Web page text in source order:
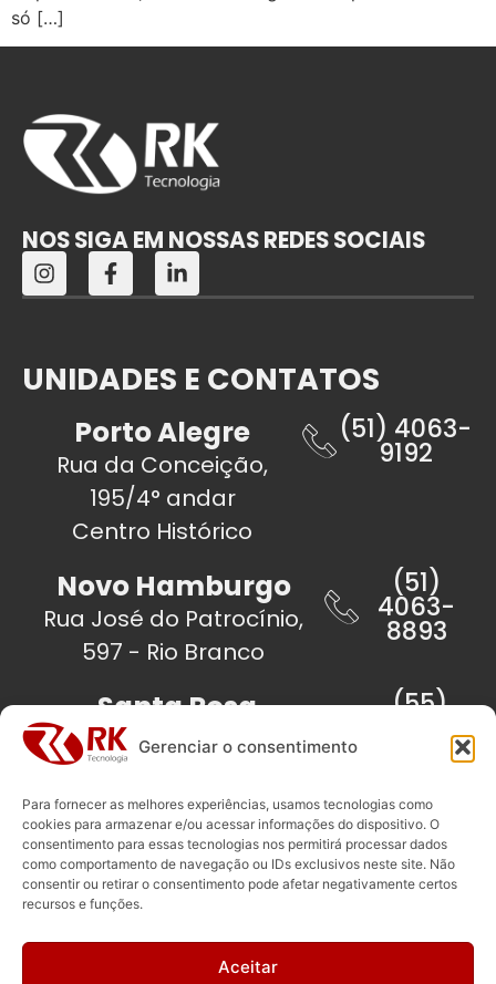
Gerenciar o consentimento
Para fornecer as melhores experiências, usamos tecnologias como
cookies para armazenar e/ou acessar informações do dispositivo. O
consentimento para essas tecnologias nos permitirá processar dados
como comportamento de navegação ou IDs exclusivos neste site. Não
consentir ou retirar o consentimento pode afetar negativamente certos
recursos e funções.
Aceitar
só […]
NOS SIGA EM NOSSAS REDES SOCIAIS
UNIDADES E CONTATOS
Porto Alegre
Rua da Conceição,
195/4° andar
Centro Histórico
(51) 4063-
9192
Novo Hamburgo
Rua José do Patrocínio,
597 - Rio Branco
(51)
4063-
8893
Santa Rosa
Travessa Dom Pedro II,
53/Sala 02 - Centro
(55)
3511-
Santo Ângelo
Rua Antunes Ribas,
1519/Sala 11 - Centro
(55)
3312-
6702
São Luiz Gonzaga (55)